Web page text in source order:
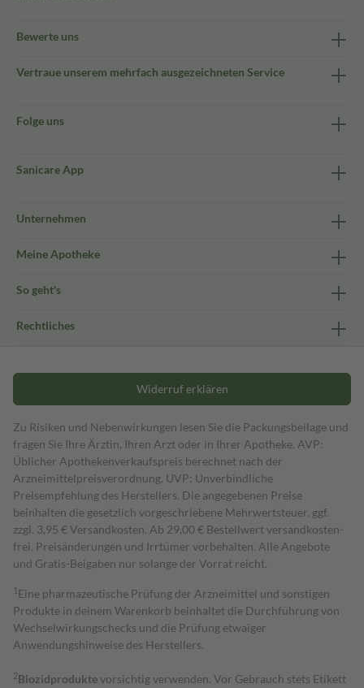
Bewerte uns
Vertraue unserem mehrfach ausgezeichneten Service
Folge uns
Sanicare App
Unternehmen
Meine Apotheke
So geht's
Rechtliches
Widerruf erklären
Zu Risiken und Nebenwirkungen lesen Sie die Packungsbeilage und
fragen Sie Ihre Ärztin, Ihren Arzt oder in Ihrer Apotheke. AVP:
Üblicher Apothekenverkaufspreis berechnet nach der
Arzneimittelpreisverordnung. UVP: Unverbindliche
Preisempfehlung des Herstellers. Die angegebenen Preise
beinhalten die gesetzlich vorgeschriebene Mehrwertsteuer, ggf.
zzgl. 3,95 € Versandkosten. Ab 29,00 € Bestell­wert versand­kosten­
frei. Preisänderungen und Irrtümer vorbehalten. Alle Angebote
und Gratis-Beigaben nur solange der Vorrat reicht.
1 Eine pharmazeutische Prüfung der Arzneimittel und sonstigen
Produkte in deinem Warenkorb beinhaltet die Durchführung von
Wechselwirkungschecks und die Prüfung etwaiger
Anwendungshinweise des Herstellers.
2Biozidproduktevorsichtig verwenden. Vor Gebrauch stets Etikett